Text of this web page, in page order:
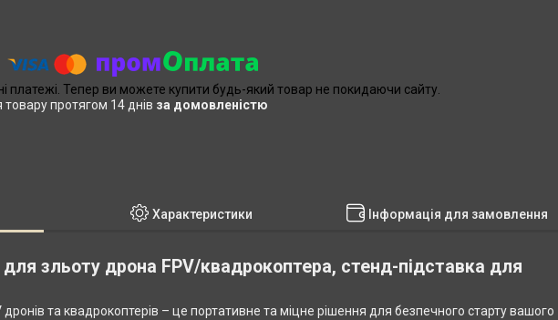
платежі. Тепер ви можете купити будь-який товар не покидаючи сайту.
протягом 14 днів за домовленістю
Характеристики Інформація для замовлення
для зльоту дрона FPV/квадрокоптера, стенд-підставка для
та квадрокоптерів – це портативне та міцне рішення для безпечного старту вашого